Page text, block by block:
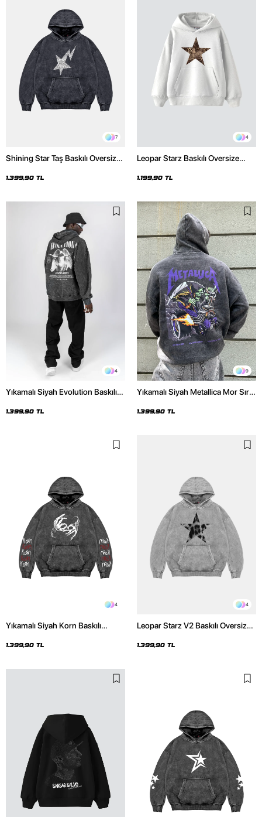
7
Shining Star Taş Baskılı Oversize
Hoodie
1.399,90 TL
4
Leopar Starz Baskılı Oversize
1.199,90 TL
4
Yıkamalı Siyah Evolution Baskılı
Hoodie
1.399,90 TL
9
Yıkamalı Siyah Metallica Mor Sırt
Hoodie
1.399,90 TL
4
Yıkamalı Siyah Korn Baskılı
1.399,90 TL
4
Leopar Starz V2 Baskılı Oversize
Hoodie
1.399,90 TL